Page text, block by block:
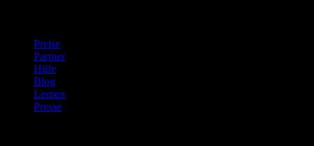
Preise
Partner
Hilfe
Blog
Lernen
Presse